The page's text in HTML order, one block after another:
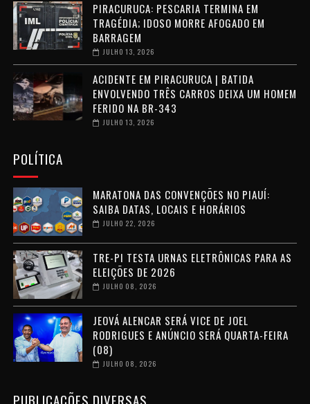
PIRACURUCA: PESCARIA TERMINA EM
TRAGÉDIA; IDOSO MORRE AFOGADO EM
BARRAGEM
JULHO 13, 2026
ACIDENTE EM PIRACURUCA | BATIDA
ENVOLVENDO TRÊS CARROS DEIXA UM HOMEM
FERIDO NA BR-343
JULHO 13, 2026
POLÍTICA
MARATONA DAS CONVENÇÕES NO PIAUÍ:
SAIBA DATAS, LOCAIS E HORÁRIOS
JULHO 22, 2026
TRE-PI TESTA URNAS ELETRÔNICAS PARA AS
ELEIÇÕES DE 2026
JULHO 08, 2026
JEOVÁ ALENCAR SERÁ VICE DE JOEL
RODRIGUES E ANÚNCIO SERÁ QUARTA-FEIRA
(08)
JULHO 08, 2026